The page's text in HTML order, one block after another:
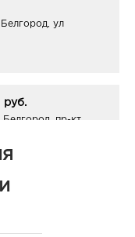
ул
руб.
пр-кт
пр-кт